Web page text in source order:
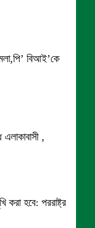
বিআই’কে
,
করা হবে: পররাষ্ট্র